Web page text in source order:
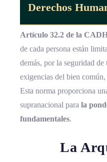
Derechos
Artículo 32.2 de la
de cada persona están
demás, por la seguridad
exigencias del bien
Esta norma proporciona
supranacional para la
fundamentales.
La